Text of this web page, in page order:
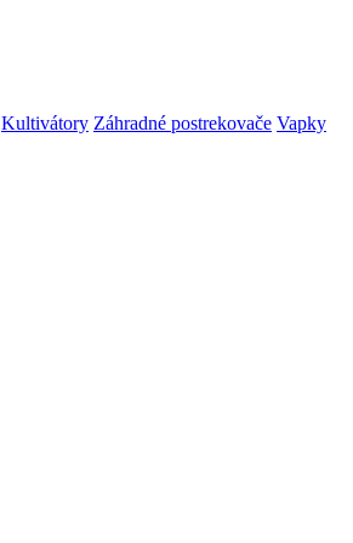
Kultivátory Záhradné postrekovače Vapky